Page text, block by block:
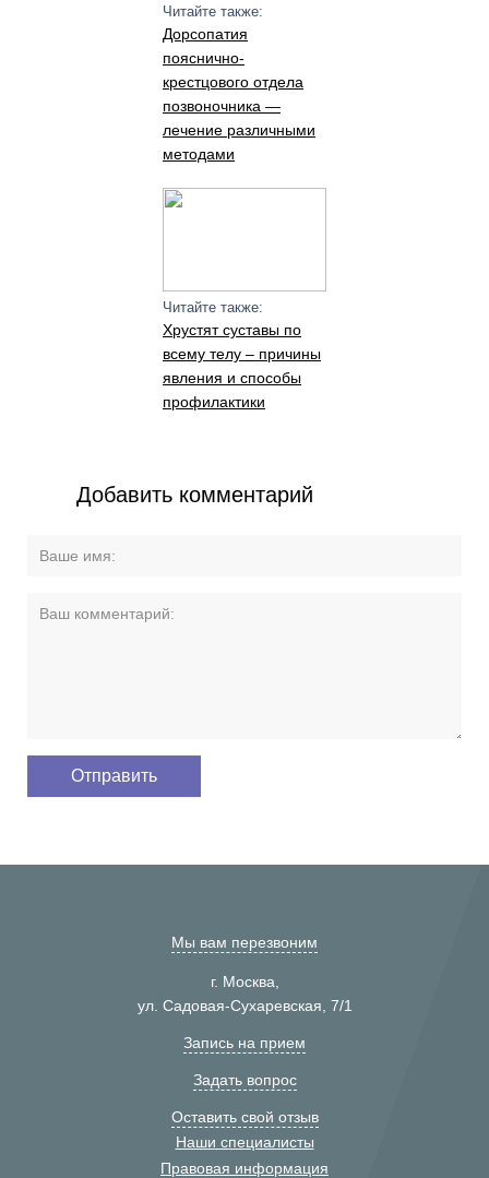
Читайте также:
Дорсопатия
пояснично-
крестцового отдела
позвоночника —
лечение различными
методами
Читайте также:
Хрустят суставы по
всему телу – причины
явления и способы
профилактики
Добавить комментарий
Мы вам перезвоним
г. Москва,
ул. Садовая-Сухаревская, 7/1
Запись на прием
Задать вопрос
Оставить свой отзыв
Наши специалисты
Правовая информация